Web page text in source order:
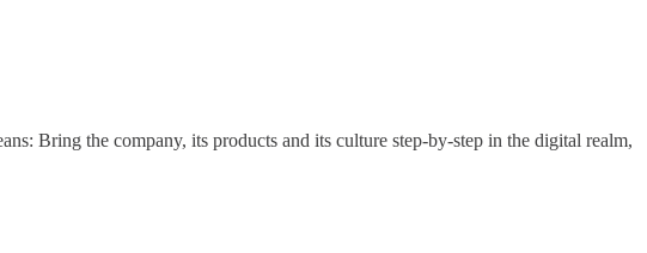
Bring the company, its products and its culture step-by-step in the digital realm,